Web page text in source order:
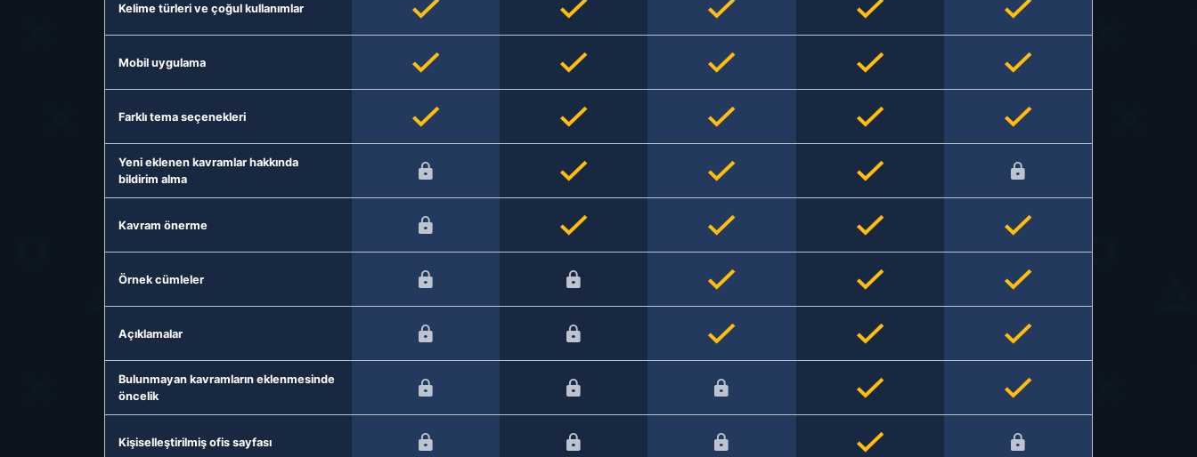
Kelime türleri ve çoğul kullanımlar
Mobil uygulama
Farklı tema seçenekleri
Yeni eklenen kavramlar hakkında
bildirim alma
Kavram önerme
Örnek cümleler
Açıklamalar
Bulunmayan kavramların eklenmesinde
öncelik
Kişiselleştirilmiş ofis sayfası